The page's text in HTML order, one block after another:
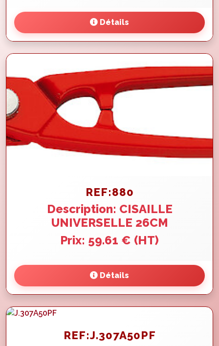
Détails
REF:880
Description: CISAILLE
UNIVERSELLE 26CM
Prix: 59.61 € (HT)
Détails
REF:J.307A50PF